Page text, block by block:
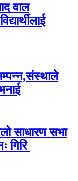
वाल
साधारण सभा
गिरि